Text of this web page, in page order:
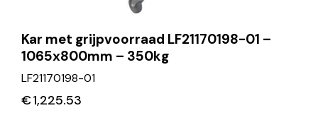
Kar met grijpvoorraad LF21170198-01 –
1065x800mm – 350kg
LF21170198-01
€1,225.53